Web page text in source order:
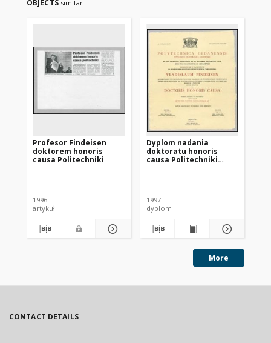
OBJECTS similar
Profesor Findeisen
doktorem honoris
causa Politechniki
1996
artykuł
Dyplom nadania
doktoratu honoris
causa Politechniki
1997
dyplom
More
CONTACT DETAILS